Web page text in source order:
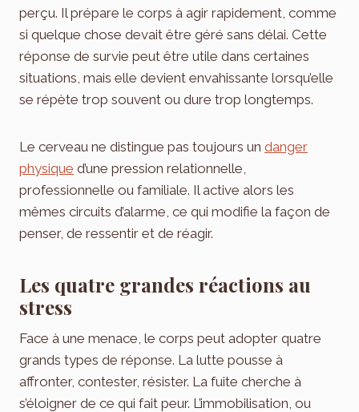
perçu. Il prépare le corps à agir rapidement, comme
si quelque chose devait être géré sans délai. Cette
réponse de survie peut être utile dans certaines
situations, mais elle devient envahissante lorsqu’elle
se répète trop souvent ou dure trop longtemps.
Le cerveau ne distingue pas toujours un danger
physique d’une pression relationnelle,
professionnelle ou familiale. Il active alors les
mêmes circuits d’alarme, ce qui modifie la façon de
penser, de ressentir et de réagir.
Les quatre grandes réactions au
stress
Face à une menace, le corps peut adopter quatre
grands types de réponse. La lutte pousse à
affronter, contester, résister. La fuite cherche à
s’éloigner de ce qui fait peur. L’immobilisation, ou